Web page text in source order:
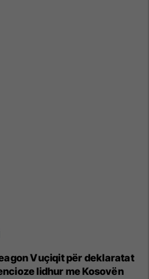
Vuçiqit për deklaratat
lidhur me Kosovën